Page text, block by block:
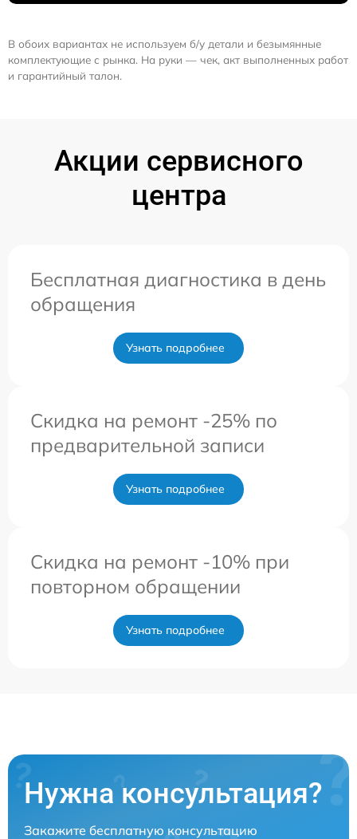
В обоих вариантах не используем б/у детали и безымянные
комплектующие с рынка. На руки — чек, акт выполненных работ
и гарантийный талон.
Акции сервисного
центра
Бесплатная диагностика в день
обращения
Узнать подробнее
Скидка на ремонт -25% по
предварительной записи
Узнать подробнее
Скидка на ремонт -10% при
повторном обращении
Узнать подробнее
Нужна консультация?
Закажите бесплатную консультацию